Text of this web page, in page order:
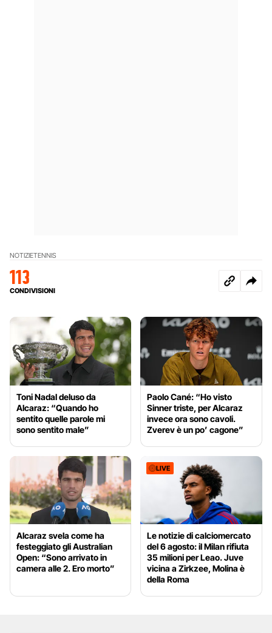
NOTIZIETENNIS
113
CONDIVISIONI
Toni Nadal deluso da
Alcaraz: “Quando ho
sentito quelle parole mi
sono sentito male”
Paolo Cané: “Ho visto
Sinner triste, per Alcaraz
invece ora sono cavoli.
Zverev è un po’ cagone”
Alcaraz svela come ha
festeggiato gli Australian
Open: “Sono arrivato in
camera alle 2. Ero morto”
LIVE
Le notizie di calciomercato
del 6 agosto: il Milan rifiuta
35 milioni per Leao. Juve
vicina a Zirkzee, Molina è
della Roma